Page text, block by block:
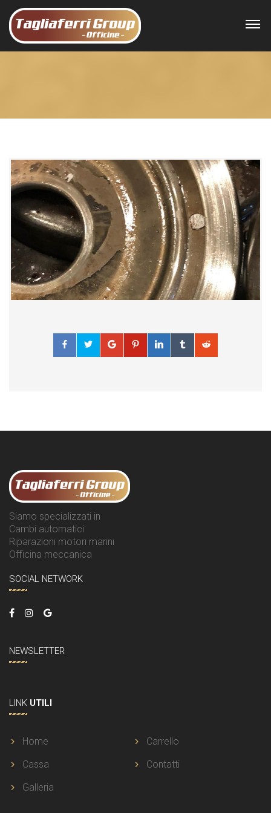
Siamo specializzati in
Cambi automatici
Riparazioni motori marini
Officina meccanica
SOCIAL NETWORK
NEWSLETTER
LINK UTILI
Home
Carrello
Cassa
Contatti
Galleria